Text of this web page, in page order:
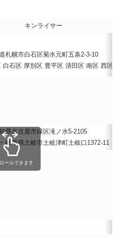
キンライサー
札幌市白石区菊水元町五条2-3-10
白石区 厚別区 豊平区 清田区 南区 西区
県名古屋市緑区滝ノ水5-2105
岐阜県土岐市土岐津町土岐口1372-11
ールできます